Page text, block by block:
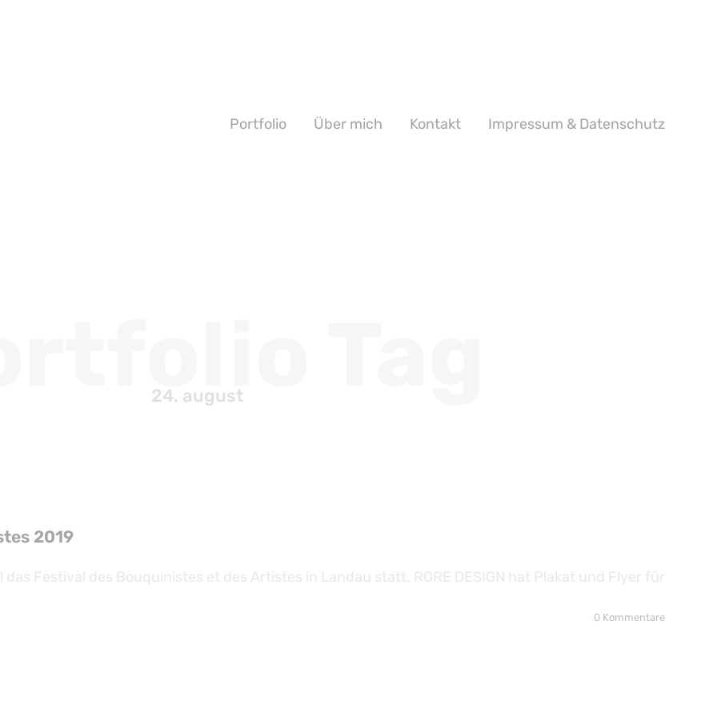
Portfolio Über mich Kontakt Impressum & Datenschutz
24. august
2019
0 Kommentare